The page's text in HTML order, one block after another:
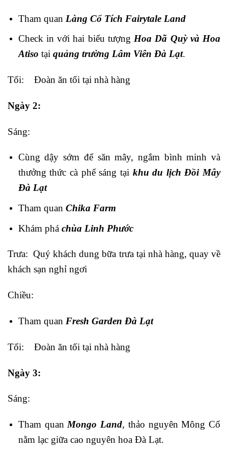
Tham quan Làng Cổ Tích Fairytale Land
Check in với hai biểu tượngHoa Dã Quỳ và Hoa
Atiso tại quảng trường Lâm Viên Đà Lạt.
Tối: Đoàn ăn tối tại nhà hàng
Ngày 2:
Sáng:
Cùng dậy sớm để săn mây, ngắm bình minh và
thưởng thức cà phế sáng tạikhu du lịch Đồi Mây
Đà Lạt
Tham quan Chika Farm
Khám phá chùa Linh Phước
Trưa: Quý khách dung bữa trưa tại nhà hàng, quay về
khách sạn nghỉ ngơi
Chiều:
Tham quan Fresh Garden Đà Lạt
Tối: Đoàn ăn tối tại nhà hàng
Ngày 3:
Sáng:
Tham quan Mongo Land, thảo nguyên Mông Cổ
nằm lạc giữa cao nguyên hoa Đà Lạt.